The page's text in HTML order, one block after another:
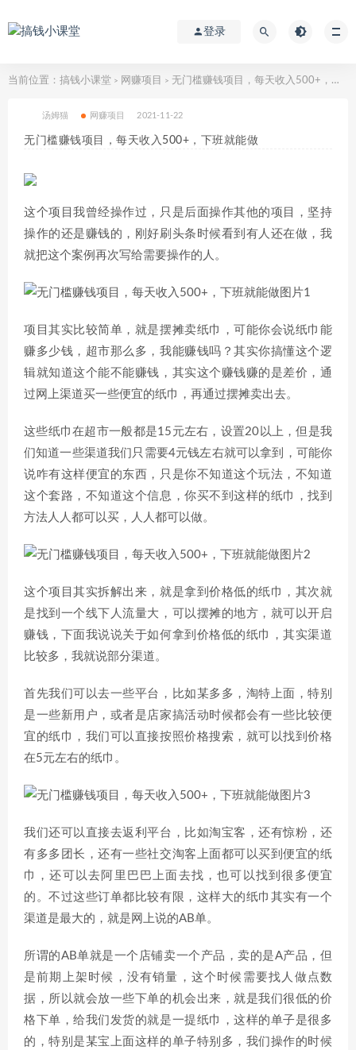
登录
当前位置： 搞钱小课堂 > 网赚项目 > 无门槛赚钱项目，每天收入500+，下班就能做
汤姆猫 网赚项目 2021-11-22
无门槛赚钱项目，每天收入500+，下班就能做
这个项目我曾经操作过，只是后面操作其他的项目，坚持
操作的还是赚钱的，刚好刷头条时候看到有人还在做，我
就把这个案例再次写给需要操作的人。
项目其实比较简单，就是摆摊卖纸巾，可能你会说纸巾能
赚多少钱，超市那么多，我能赚钱吗？其实你搞懂这个逻
辑就知道这个能不能赚钱，其实这个赚钱赚的是差价，通
过网上渠道买一些便宜的纸巾，再通过摆摊卖出去。
这些纸巾在超市一般都是15元左右，设置20以上，但是我
们知道一些渠道我们只需要4元钱左右就可以拿到，可能你
说咋有这样便宜的东西，只是你不知道这个玩法，不知道
这个套路，不知道这个信息，你买不到这样的纸巾，找到
方法人人都可以买，人人都可以做。
这个项目其实拆解出来，就是拿到价格低的纸巾，其次就
是找到一个线下人流量大，可以摆摊的地方，就可以开启
赚钱，下面我说说关于如何拿到价格低的纸巾，其实渠道
比较多，我就说部分渠道。
首先我们可以去一些平台，比如某多多，淘特上面，特别
是一些新用户，或者是店家搞活动时候都会有一些比较便
宜的纸巾，我们可以直接按照价格搜索，就可以找到价格
在5元左右的纸巾。
我们还可以直接去返利平台，比如淘宝客，还有惊粉，还
有多多团长，还有一些社交淘客上面都可以买到便宜的纸
巾，还可以去阿里巴巴上面去找，也可以找到很多便宜
的。不过这些订单都比较有限，这样大的纸巾其实有一个
渠道是最大的，就是网上说的AB单。
所谓的AB单就是一个店铺卖一个产品，卖的是A产品，但
是前期上架时候，没有销量，这个时候需要找人做点数
据，所以就会放一些下单的机会出来，就是我们很低的价
格下单，给我们发货的就是一提纸巾，这样的单子是很多
的，特别是某宝上面这样的单子特别多，我们操作的时候